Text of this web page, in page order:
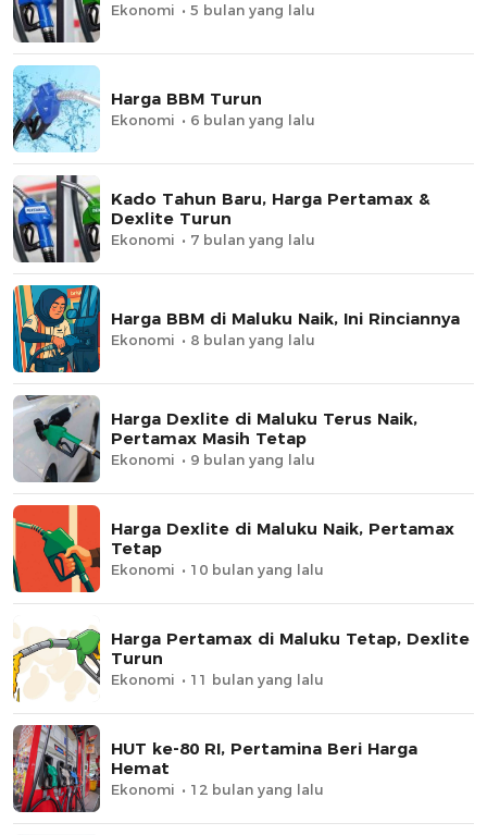
Ekonomi 5 bulan yang lalu
Harga BBM Turun
Ekonomi 6 bulan yang lalu
Kado Tahun Baru, Harga Pertamax &
Dexlite Turun
Ekonomi 7 bulan yang lalu
Harga BBM di Maluku Naik, Ini Rinciannya
Ekonomi 8 bulan yang lalu
Harga Dexlite di Maluku Terus Naik,
Pertamax Masih Tetap
Ekonomi 9 bulan yang lalu
Harga Dexlite di Maluku Naik, Pertamax
Tetap
Ekonomi 10 bulan yang lalu
Harga Pertamax di Maluku Tetap, Dexlite
Turun
Ekonomi 11 bulan yang lalu
HUT ke-80 RI, Pertamina Beri Harga
Hemat
Ekonomi 12 bulan yang lalu